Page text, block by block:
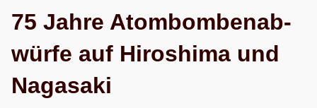
75 Jahre Atom­bom­ben­ab­
würfe auf Hiro­shima und
Nagasaki